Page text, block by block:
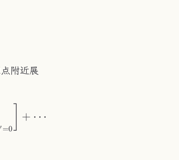
附近展
′ =0
+ ⋯